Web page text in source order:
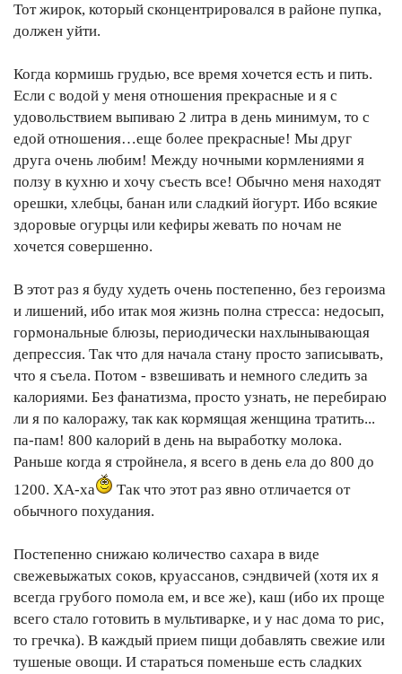
Тот жирок, который сконцентрировался в районе пупка,
должен уйти.
Когда кормишь грудью, все время хочется есть и пить.
Если с водой у меня отношения прекрасные и я с
удовольствием выпиваю 2 литра в день минимум, то с
едой отношения…еще более прекрасные! Мы друг
друга очень любим! Между ночными кормлениями я
ползу в кухню и хочу съесть все! Обычно меня находят
орешки, хлебцы, банан или сладкий йогурт. Ибо всякие
здоровые огурцы или кефиры жевать по ночам не
хочется совершенно.
В этот раз я буду худеть очень постепенно, без героизма
и лишений, ибо итак моя жизнь полна стресса: недосып,
гормональные блюзы, периодически нахлынывающая
депрессия. Так что для начала стану просто записывать,
что я съела. Потом - взвешивать и немного следить за
калориями. Без фанатизма, просто узнать, не перебираю
ли я по калоражу, так как кормящая женщина тратить...
па-пам! 800 калорий в день на выработку молока.
Раньше когда я стройнела, я всего в день ела до 800 до
1200. ХА-ха
Так что этот раз явно отличается от
обычного похудания.
Постепенно снижаю количество сахара в виде
свежевыжатых соков, круассанов, сэндвичей (хотя их я
всегда грубого помола ем, и все же), каш (ибо их проще
всего стало готовить в мультиварке, и у нас дома то рис,
то гречка). В каждый прием пищи добавлять свежие или
тушеные овощи. И стараться поменьше есть сладких